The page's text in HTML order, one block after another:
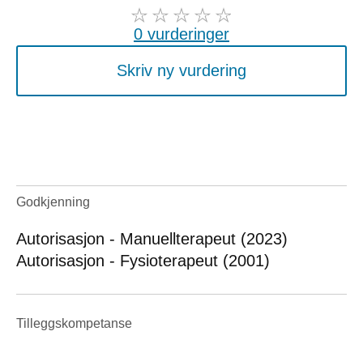
0 vurderinger
Skriv ny vurdering
Godkjenning
Autorisasjon - Manuellterapeut (2023)
Autorisasjon - Fysioterapeut (2001)
Tilleggskompetanse